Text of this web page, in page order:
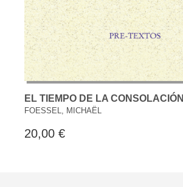
EL TIEMPO DE LA CONSOLACIÓN
FOESSEL, MICHAËL
20,00 €